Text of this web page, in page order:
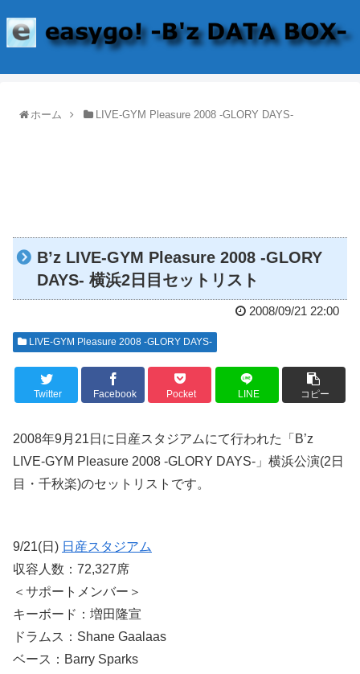
ホーム LIVE-GYM Pleasure 2008 -GLORY DAYS-
B’z LIVE-GYM Pleasure 2008 -GLORY
DAYS- 横浜2日目セットリスト
2008/09/21 22:00
LIVE-GYM Pleasure 2008 -GLORY DAYS-
Twitter Facebook Pocket LINE コピー
2008年9月21日に日産スタジアムにて行われた「B’z
LIVE-GYM Pleasure 2008 -GLORY DAYS-」横浜公演(2日
目・千秋楽)のセットリストです。
9/21(日) 日産スタジアム
収容人数：72,327席
＜サポートメンバー＞
キーボード：増田隆宣
ドラムス：Shane Gaalaas
ベース：Barry Sparks